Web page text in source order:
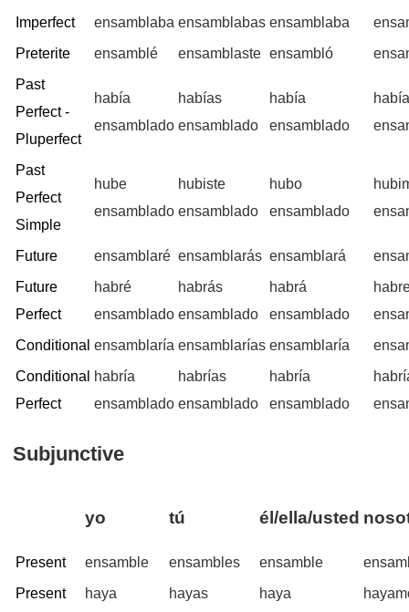
Imperfect
ensamblaba ensamblabas ensamblaba
Preterite
ensamblé ensamblaste ensambló
Past
Perfect -
Pluperfect
había
ensamblado
habías
ensamblado
había
ensamblado
Past
Perfect
Simple
hube
ensamblado
hubiste
ensamblado
hubo
ensamblado
Future ensamblaré ensamblarás ensamblará
Future
Perfect
habré
ensamblado
habrás
ensamblado
habrá
ensamblado
Conditional ensamblaría ensamblarías ensamblaría
Conditional
Perfect
habría
ensamblado
habrías
ensamblado
habría
ensamblado
Subjunctive
yo tú él/ella/usted
Present ensamble ensambles ensamble
Present
haya
hayas
haya